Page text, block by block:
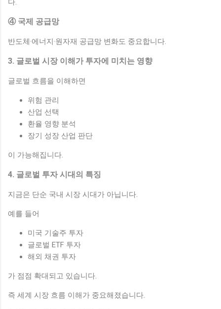
④ 국제 공급망
반도체·에너지·원자재 공급망 변화도 중요합니다.
3. 글로벌 시장 이해가 투자에 미치는 영향
글로벌 흐름을 이해하면
위험 관리
산업 선택
환율 영향 분석
장기 성장 산업 판단
이 가능해집니다.
4. 글로벌 투자 시대의 특징
지금은 단순 국내 시장 시대가 아닙니다.
예를 들어
미국 기술주 투자
글로벌 ETF 투자
해외 채권 투자
가 점점 확대되고 있습니다.
즉 세계 시장 흐름 이해가 중요해졌습니다.